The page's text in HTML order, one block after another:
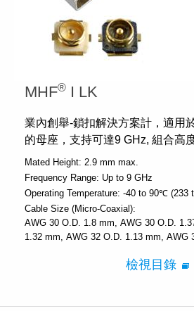
MHF® I LK
業內創舉-鎖扣解決方案計，適用
的母座，支持可達9 GHz, 組合高
Mated Height: 2.9 mm max.
Frequency Range: Up to 9 GHz
Operating Temperature: -40 to 90℃ (233
Cable Size (Micro-Coaxial):
AWG 30 O.D. 1.8 mm AWG 30 O.D.
1.32 mm AWG 32 O.D. 1.13 mm AWG
檢視目錄